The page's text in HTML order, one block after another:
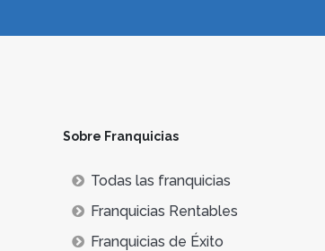
Sobre Franquicias
Todas las franquicias
Franquicias Rentables
Franquicias de Éxito